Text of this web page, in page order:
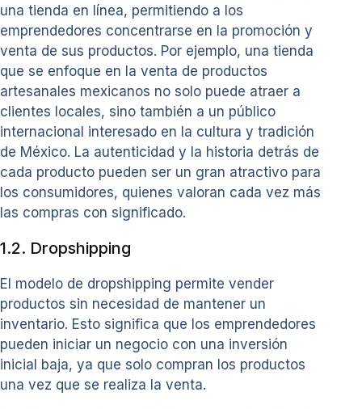
una tienda en línea, permitiendo a los
emprendedores concentrarse en la promoción y
venta de sus productos. Por ejemplo, una tienda
que se enfoque en la venta de productos
artesanales mexicanos no solo puede atraer a
clientes locales, sino también a un público
internacional interesado en la cultura y tradición
de México. La autenticidad y la historia detrás de
cada producto pueden ser un gran atractivo para
los consumidores, quienes valoran cada vez más
las compras con significado.
1.2. Dropshipping
El modelo de dropshipping permite vender
productos sin necesidad de mantener un
inventario. Esto significa que los emprendedores
pueden iniciar un negocio con una inversión
inicial baja, ya que solo compran los productos
una vez que se realiza la venta.